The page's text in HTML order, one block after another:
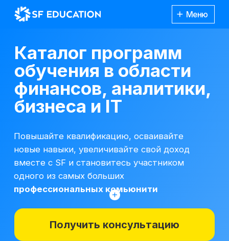
обучения в области
финансов, аналитики,
бизнеса и IT
*Все иностранные термины и названия
вы можете найти с расшифровкой
Получить консультацию
Повышайте квалификацию, осваивайте
новые навыки, увеличивайте свой доход
профессиональных комьюнити